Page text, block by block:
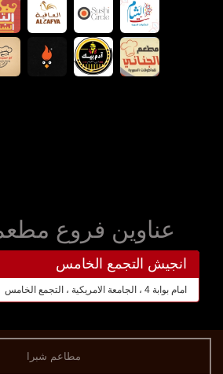
عناوين فروع
انجيش التجمع الخامس
امام بوابة 4 ، الجامعة الامريكية ، التجمع الخامس
مطاعم شبرا